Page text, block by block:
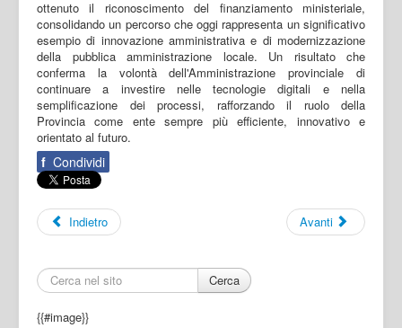
ottenuto il riconoscimento del finanziamento ministeriale,
consolidando un percorso che oggi rappresenta un significativo
esempio di innovazione amministrativa e di modernizzazione
della pubblica amministrazione locale. Un risultato che
conferma la volontà dell'Amministrazione provinciale di
continuare a investire nelle tecnologie digitali e nella
semplificazione dei processi, rafforzando il ruolo della
Provincia come ente sempre più efficiente, innovativo e
orientato al futuro.
f Condividi
Indietro Avanti
Cerca
{{#image}}